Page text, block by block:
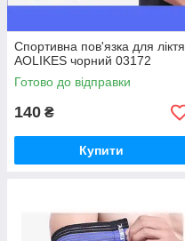
Спортивна пов'язка для ліктя
AOLIKES чорний 03172
Готово до відправки
140 ₴
Купити